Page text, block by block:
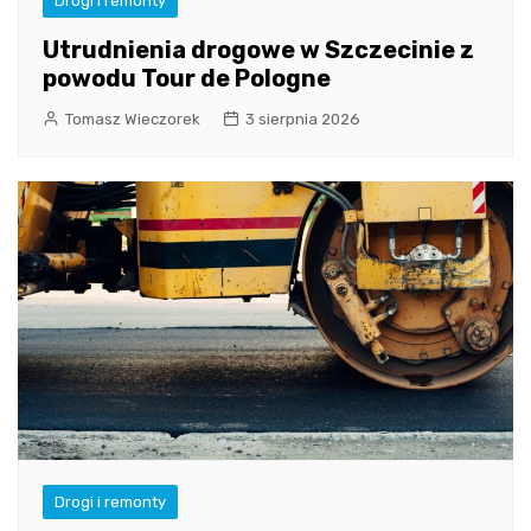
Utrudnienia drogowe w Szczecinie z
powodu Tour de Pologne
Tomasz Wieczorek 3 sierpnia 2026
Drogi i remonty